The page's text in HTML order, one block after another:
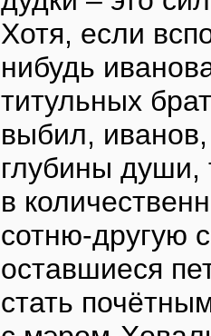
Хотя, если
нибудь
титульных
выбил,
глубины души,
в
сотню-другую
оставшиеся
стать